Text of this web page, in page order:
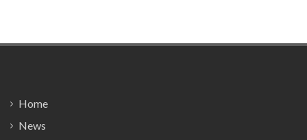
Home
News